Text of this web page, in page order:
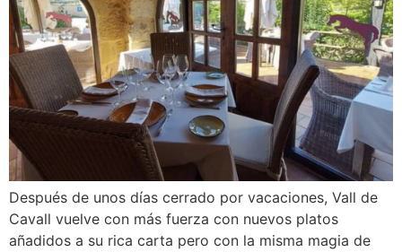
Después de unos días cerrado por vacaciones, Vall de
Cavall vuelve con más fuerza con nuevos platos
añadidos a su rica carta pero con la misma magia de